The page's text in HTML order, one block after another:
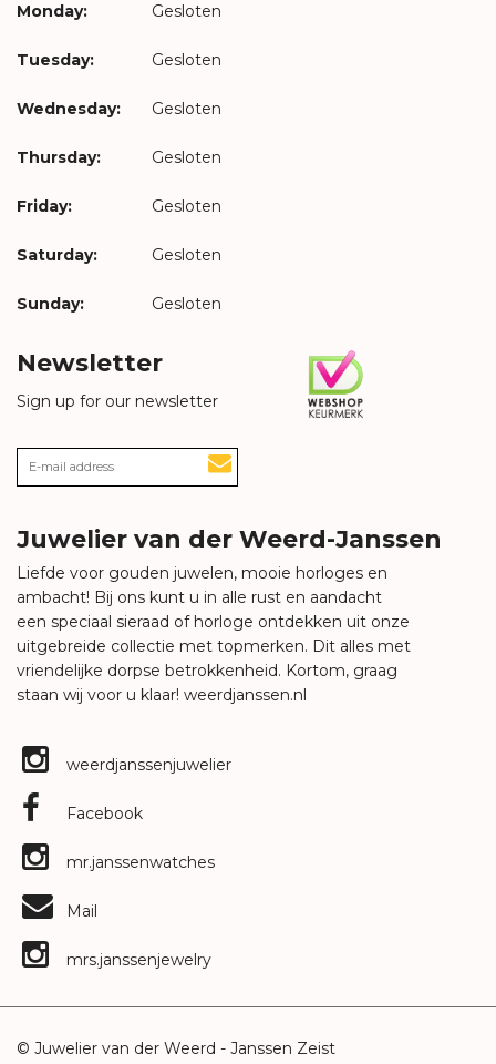
Monday: Gesloten
Tuesday: Gesloten
Wednesday: Gesloten
Thursday: Gesloten
Friday: Gesloten
Saturday: Gesloten
Sunday: Gesloten
Newsletter
Sign up for our newsletter
Juwelier van der Weerd-Janssen
Liefde voor gouden juwelen, mooie horloges en
ambacht! Bij ons kunt u in alle rust en aandacht
een speciaal sieraad of horloge ontdekken uit onze
uitgebreide collectie met topmerken. Dit alles met
vriendelijke dorpse betrokkenheid. Kortom, graag
staan wij voor u klaar! weerdjanssen.nl
weerdjanssenjuwelier
Facebook
mr.janssenwatches
Mail
mrs.janssenjewelry
© Juwelier van der Weerd - Janssen Zeist